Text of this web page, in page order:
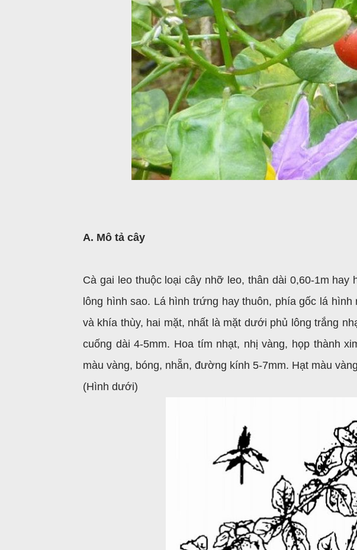
A. Mô tả cây
Cà gai leo thuộc loại cây nhỡ leo, thân dài 0,60-1m hay
lông hình sao. Lá hình trứng hay thuôn, phía gốc lá
và khía thùy, hai mặt, nhất là mặt dưới phủ lông trắng
cuống dài 4-5mm. Hoa tím nhạt, nhị vàng, họp thành
màu vàng, bóng, nhẵn, đường kính 5-7mm. Hạt màu
(Hình dưới)